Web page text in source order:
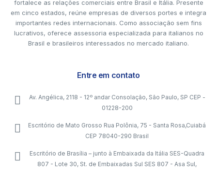
fortalece as relações comerciais entre Brasil e Itália. Presente
em cinco estados, reúne empresas de diversos portes e integra
importantes redes internacionais. Como associação sem fins
lucrativos, oferece assessoria especializada para italianos no
Brasil e brasileiros interessados no mercado italiano.
Entre em contato
Av. Angélica, 2118 - 12º andar Consolação, São Paulo, SP CEP -
01228-200
Escritório de Mato Grosso Rua Polônia, 75 - Santa Rosa,Cuiabá
CEP 78040-290 Brasil
Escritório de Brasília – junto à Embaixada da Itália SES-Quadra
807 - Lote 30, St. de Embaixadas Sul SES 807 - Asa Sul,